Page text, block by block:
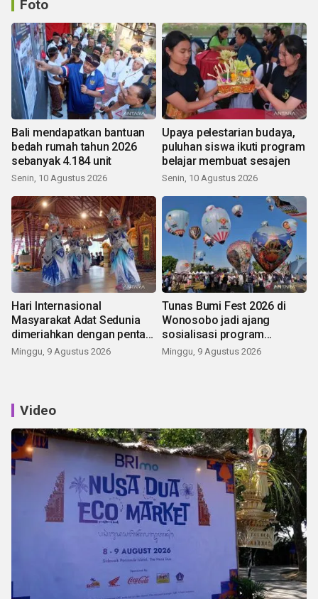
Foto
Bali mendapatkan bantuan
bedah rumah tahun 2026
sebanyak 4.184 unit
Senin, 10 Agustus 2026
Upaya pelestarian budaya,
puluhan siswa ikuti program
belajar membuat sesajen
Senin, 10 Agustus 2026
Hari Internasional
Masyarakat Adat Sedunia
dimeriahkan dengan pentas
seni budaya Bali
Minggu, 9 Agustus 2026
Tunas Bumi Fest 2026 di
Wonosobo jadi ajang
sosialisasi program
pemerintah lewat balon
Minggu, 9 Agustus 2026
Video